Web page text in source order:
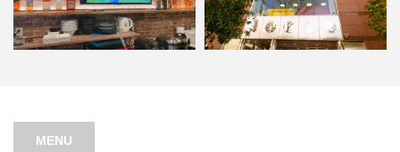
ＡＳＧＬ BAR
MENU